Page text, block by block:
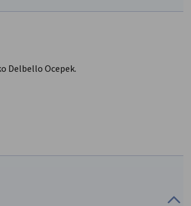
Delbello Ocepek.